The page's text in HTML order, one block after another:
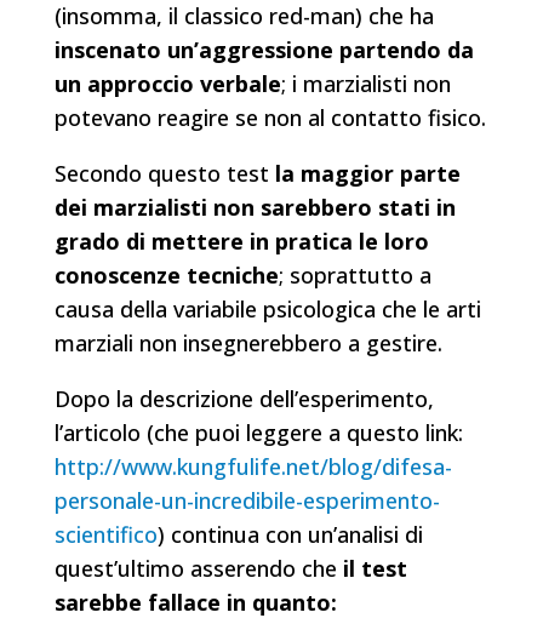
(insomma, il classico red-man) che ha
inscenato un’aggressione partendo da
un approccio verbale; i marzialisti non
potevano reagire se non al contatto fisico.
Secondo questo test la maggior parte
dei marzialisti non sarebbero stati in
grado di mettere in pratica le loro
conoscenze tecniche; soprattutto a
causa della variabile psicologica che le arti
marziali non insegnerebbero a gestire.
Dopo la descrizione dell’esperimento,
l’articolo (che puoi leggere a questo link:
http://www.kungfulife.net/blog/difesa-
personale-un-incredibile-esperimento-
scientifico) continua con un’analisi di
quest’ultimo asserendo che il test
sarebbe fallace in quanto: